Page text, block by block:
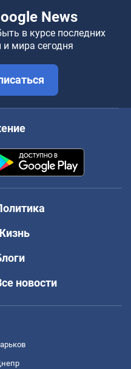
News
в курсе последних
и мира сегодня
новости